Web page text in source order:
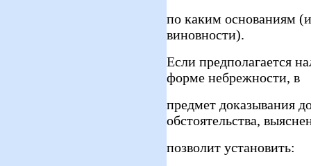
по каким основаниям
виновности).
Если предполагается
форме небрежности, в
предмет доказывания
обстоятельства,
позволит установить: